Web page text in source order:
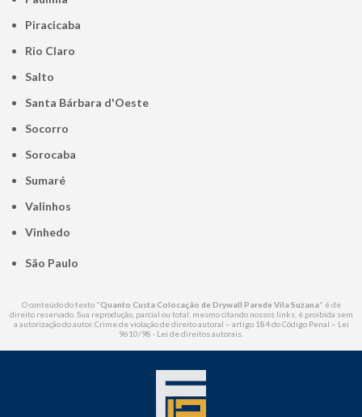
Piracicaba
Rio Claro
Salto
Santa Bárbara d'Oeste
Socorro
Sorocaba
Sumaré
Valinhos
Vinhedo
São Paulo
O conteúdo do texto "Quanto Custa Colocação de Drywall Parede Vila Suzana" é de
direito reservado. Sua reprodução, parcial ou total, mesmo citando nossos links, é proibida sem
a autorização do autor. Crime de violação de direito autoral – artigo 184 do Código Penal – Lei
9610/98 - Lei de direitos autorais.